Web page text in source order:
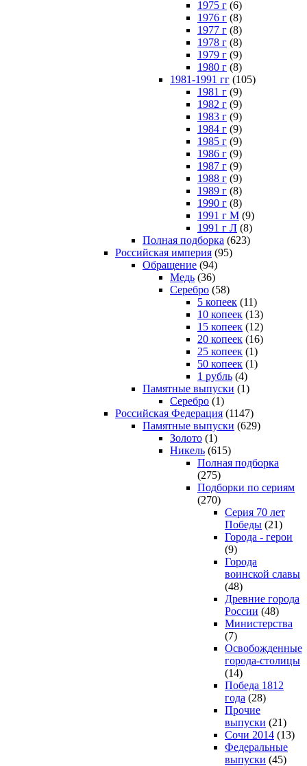
1975 г (6)
1976 г (8)
1977 г (8)
1978 г (8)
1979 г (9)
1980 г (8)
1981-1991 гг (105)
1981 г (9)
1982 г (9)
1983 г (9)
1984 г (9)
1985 г (9)
1986 г (9)
1987 г (9)
1988 г (9)
1989 г (8)
1990 г (8)
1991 г М (9)
1991 г Л (8)
Полная подборка (623)
Российская империя (95)
Обращение (94)
Медь (36)
Серебро (58)
5 копеек (11)
10 копеек (13)
15 копеек (12)
20 копеек (16)
25 копеек (1)
50 копеек (1)
1 рубль (4)
Памятные выпуски (1)
Серебро (1)
Российская Федерация (1147)
Памятные выпуски (629)
Золото (1)
Никель (615)
Полная подборка
(275)
Подборки по сериям
(270)
Серия 70 лет
Победы (21)
Города - герои
(9)
Города
воинской славы
(48)
Древние города
России (48)
Министерства
(7)
Освобожденные
города-столицы
(14)
Победа 1812
года (28)
Прочие
выпуски (21)
Сочи 2014 (13)
Федеральные
выпуски (45)